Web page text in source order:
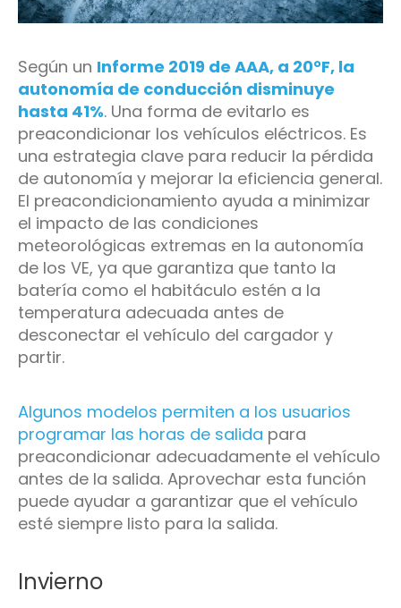
Según un Informe 2019 de AAA, a 20°F, la
autonomía de conducción disminuye
hasta 41%. Una forma de evitarlo es
preacondicionar los vehículos eléctricos. Es
una estrategia clave para reducir la pérdida
de autonomía y mejorar la eficiencia general.
El preacondicionamiento ayuda a minimizar
el impacto de las condiciones
meteorológicas extremas en la autonomía
de los VE, ya que garantiza que tanto la
batería como el habitáculo estén a la
temperatura adecuada antes de
desconectar el vehículo del cargador y
partir.
Algunos modelos permiten a los usuarios
programar las horas de salida para
preacondicionar adecuadamente el vehículo
antes de la salida. Aprovechar esta función
puede ayudar a garantizar que el vehículo
esté siempre listo para la salida.
Invierno